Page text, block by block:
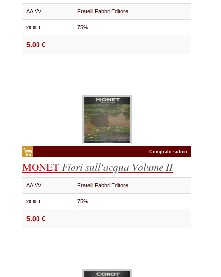
AA.VV. Fratelli Fabbri Editore
20.00 € 75%
5.00 €
Compralo subito
MONETFiori sull'acqua Volume II
AA.VV. Fratelli Fabbri Editore
20.00 € 75%
5.00 €